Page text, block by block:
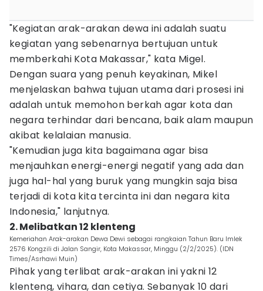
"Kegiatan arak-arakan dewa ini adalah suatu
kegiatan yang sebenarnya bertujuan untuk
memberkahi Kota Makassar," kata Migel.
Dengan suara yang penuh keyakinan, Mikel
menjelaskan bahwa tujuan utama dari prosesi ini
adalah untuk memohon berkah agar kota dan
negara terhindar dari bencana, baik alam maupun
akibat kelalaian manusia.
"Kemudian juga kita bagaimana agar bisa
menjauhkan energi-energi negatif yang ada dan
juga hal-hal yang buruk yang mungkin saja bisa
terjadi di kota kita tercinta ini dan negara kita
Indonesia," lanjutnya.
2. Melibatkan 12 klenteng
Kemeriahan Arak-arakan Dewa Dewi sebagai rangkaian Tahun Baru Imlek
2576 Kongzili di Jalan Sangir, Kota Makassar, Minggu (2/2/2025). (IDN
Times/Asrhawi Muin)
Pihak yang terlibat arak-arakan ini yakni 12
klenteng, vihara, dan cetiya. Sebanyak 10 dari